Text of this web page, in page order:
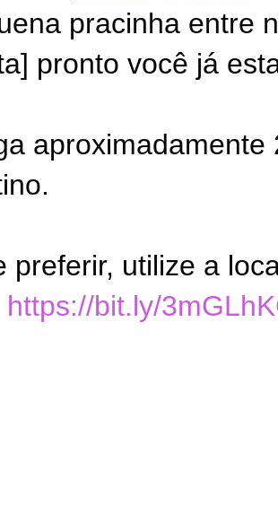
pracinha entre
pronto você já
preferir, utilize a
https://bit.ly/